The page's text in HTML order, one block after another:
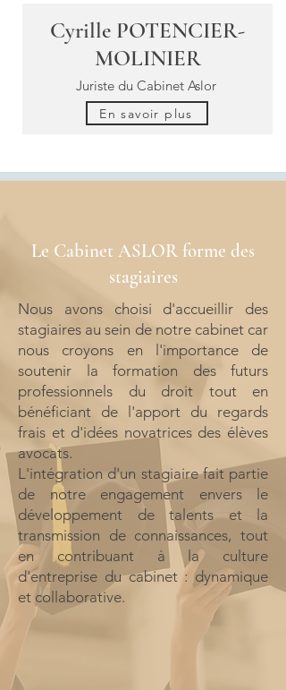
Cyrille POTENCIER-
MOLINIER
Juriste du Cabinet Aslor
En savoir plus
Le Cabinet ASLOR forme des
stagiaires
Nous avons choisi d'accueillir des
stagiaires au sein de notre cabinet car
nous croyons en l'importance de
soutenir la formation des futurs
professionnels du droit tout en
bénéficiant de l'apport du regards
frais et d'idées novatrices des élèves
avocats.
L'intégration d'un stagiaire fait partie
de notre engagement envers le
développement de talents et la
transmission de connaissances, tout
en contribuant à la culture
d'entreprise du cabinet : dynamique
et collaborative.